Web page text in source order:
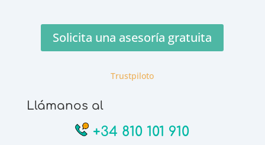
Solicita una asesoría gratuita
Trustpiloto
Llámanos al
+34 810 101 910